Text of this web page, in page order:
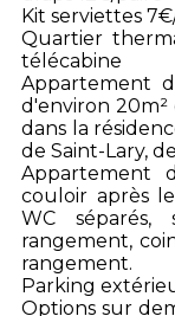
Kit serviettes
Quartier
télécabine
Appartement
d'environ 20m²
dans la
de Saint-Lary,
Appartement
couloir après
WC séparés,
rangement,
rangement.
Parking
Options sur